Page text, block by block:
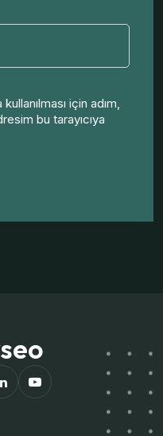
için adım,
bu tarayıcıya